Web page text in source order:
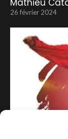
Mathieu
26 février 2024